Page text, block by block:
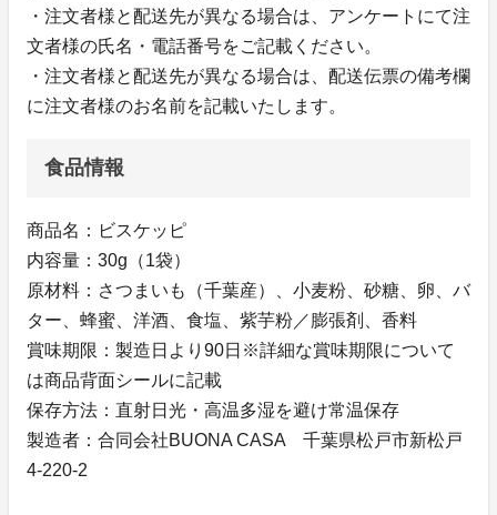
・注文者様と配送先が異なる場合は、アンケートにて注
文者様の氏名・電話番号をご記載ください。
・注文者様と配送先が異なる場合は、配送伝票の備考欄
に注文者様のお名前を記載いたします。
食品情報
商品名：ビスケッピ
内容量：30g（1袋）
原材料：さつまいも（千葉産）、小麦粉、砂糖、卵、バ
ター、蜂蜜、洋酒、食塩、紫芋粉／膨張剤、香料
賞味期限：製造日より90日※詳細な賞味期限について
は商品背面シールに記載
保存方法：直射日光・高温多湿を避け常温保存
製造者：合同会社BUONA CASA 千葉県松戸市新松戸
4-220-2